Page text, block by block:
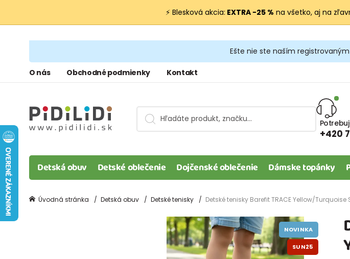
⚡ Blesková akcia: EXTRA −25 % na všetko, aj na
Ešte nie ste naším
O nás Obchodné podmienky Kontakt
+420
Detská obuv Detské oblečenie Dojčenské oblečenie Dámske topánky
Úvodná stránka Detská obuv Detské tenisky Detské tenisky Barefit TRACE Yellow/
NOVINKA
SUN25